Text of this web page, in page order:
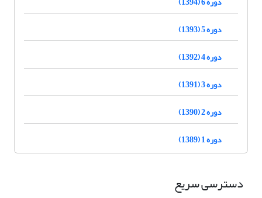
دوره 5 (1393)
دوره 4 (1392)
دوره 3 (1391)
دوره 2 (1390)
دوره 1 (1389)
دسترسی سریع